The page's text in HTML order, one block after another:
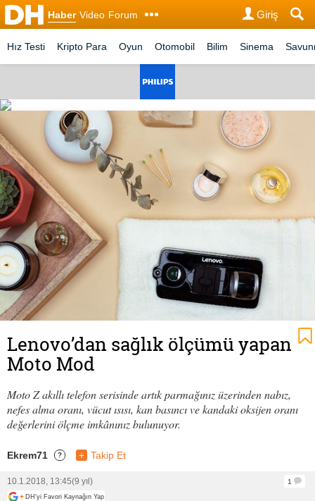
Haber Video Forum Giriş
Hız Testi Kripto Para Oyun Otomobil Bilim Sinema
Lenovo’dan sağlık ölçümü yapan
Moto Mod
Moto Z akıllı telefon serisinde artık parmağınız üzerinden nabız,
nefes alma oranı, vücut ısısı, kan basıncı ve kandaki oksijen oranı
değerlerini ölçme imkânınız bulunuyor.
Ekrem71 ? + Takip Et
10.1.2018, 13:45(9 yıl)
1
+ DH'yi Favori Kaynağın Yap